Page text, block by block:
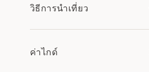
วิธีการนำเที่ยว
ค่าไกด์